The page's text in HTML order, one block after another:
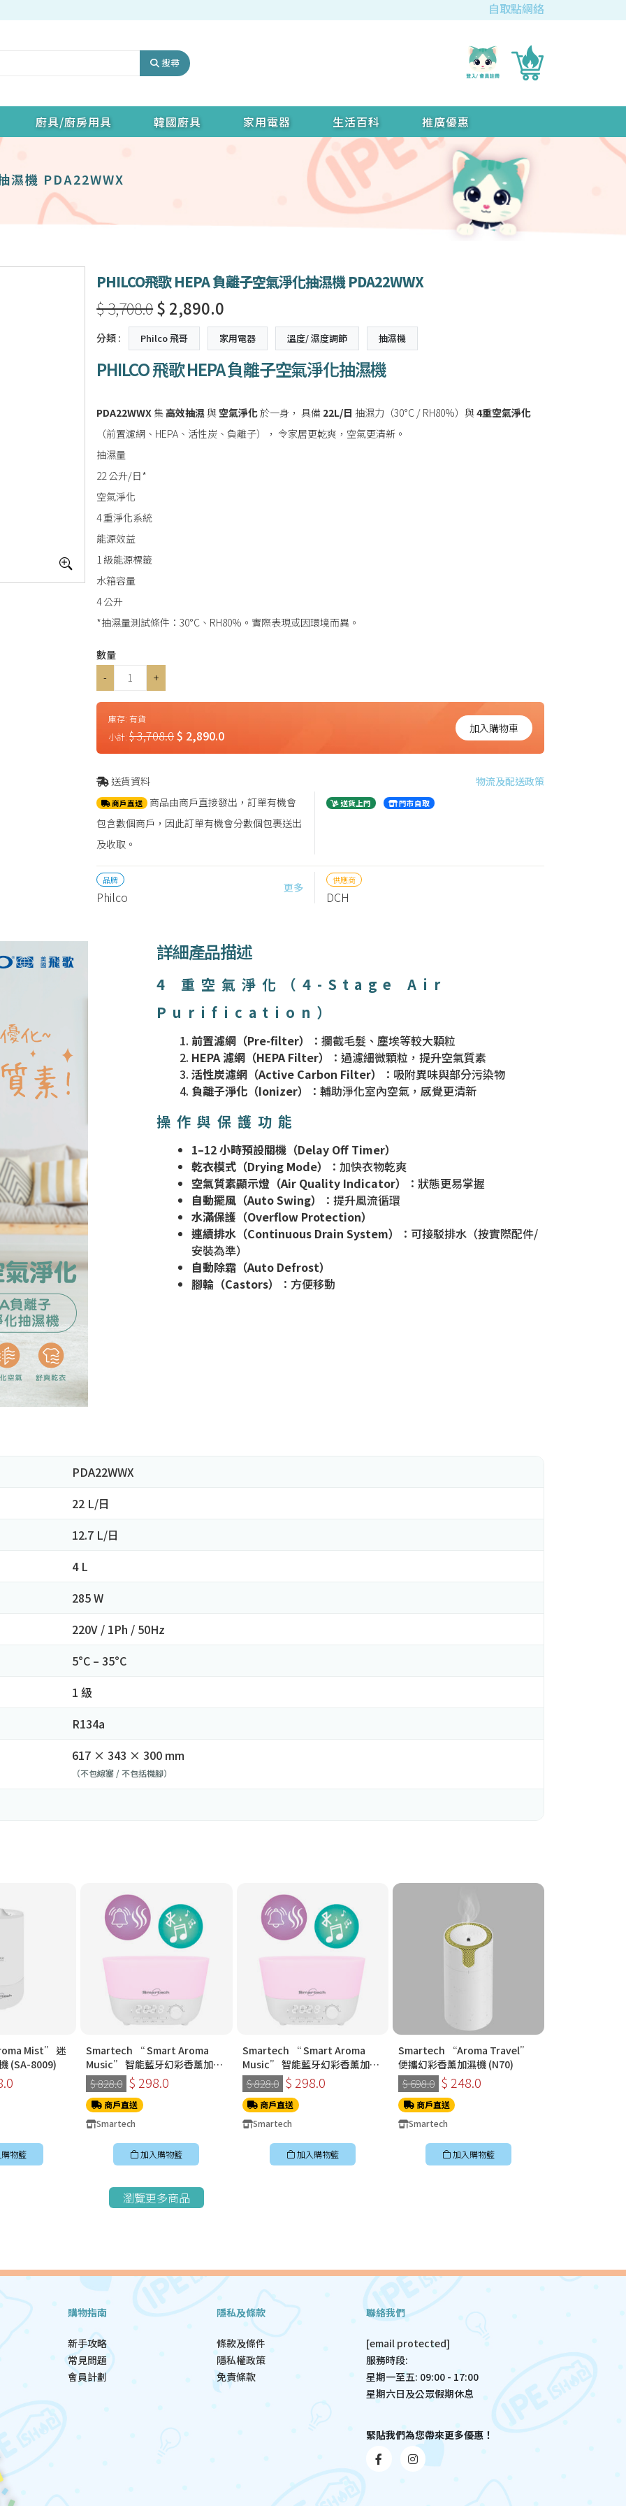
自取點網絡
搜尋
廚具/廚房用具 韓國廚具 家用電器 生活百科 推廣優惠
濕機 PDA22WWX
PHILCO飛歌 HEPA 負離子空氣淨化抽濕機 PDA22WWX
$ 3,708.0$ 2,890.0
分類 : Philco 飛哥 家用電器 溫度/ 濕度調節 抽濕機
PHILCO 飛歌 HEPA 負離子空氣淨化抽濕機
PDA22WWX 集高效抽濕與 空氣淨化於一身， 具備 22L/日 抽濕力（30°C / RH80%）與4重空氣淨化
（前置濾網、HEPA、活性炭、負離子）， 令家居更乾爽，空氣更清新。
抽濕量
22 公升/日*
空氣淨化
4 重淨化系統
能源效益
1 級能源標籤
水箱容量
4 公升
*抽濕量測試條件：30°C、RH80%。實際表現或因環境而異。
數量
-
+
庫存:有貨
小計:$ 3,708.0$ 2,890.0 加入購物車
送貨資料 物流及配送政策
商戶直送 商品由商戶直接發出，訂單有機會
包含數個商戶，因此訂單有機會分數個包裹送出
及收取。
送貨上門 門市自取
品牌
Philco
更多
供應商
DCH
詳細產品描述
4 重空氣淨化（4-Stage Air
Purification）
前置濾網（Pre-filter）
：攔截毛髮、塵埃等較大顆粒
HEPA 濾網（HEPA Filter）
：過濾細微顆粒，提升空氣質素
活性炭濾網（Active Carbon Filter）
：吸附異味與部分污染物
負離子淨化（Ionizer）
：輔助淨化室內空氣，感覺更清新
操作與保護功能
1–12 小時預設關機（Delay Off Timer）
乾衣模式（Drying Mode）
：加快衣物乾爽
空氣質素顯示燈（Air Quality Indicator）
：狀態更易掌握
自動擺風（Auto Swing）
：提升風流循環
水滿保護（Overflow Protection）
連續排水（Continuous Drain System）
：可接駁排水（按實際配件/
安裝為準）
自動除霜（Auto Defrost）
腳輪（Castors）
：方便移動
PDA22WWX
22 L/日
12.7 L/日
4 L
285 W
220V / 1Ph / 50Hz
5°C – 35°C
1 級
R134a
617 × 343 × 300 mm
（不包線塞 / 不包括機腳）
Mist” 迷
(SA-8009)
物籃
Smartech “ Smart Aroma
Music” 智能藍牙幻彩香薰加濕
機(SA-8003)
$ 828.0 $ 298.0
商戶直送
Smartech
加入購物籃
Smartech “ Smart Aroma
Music” 智能藍牙幻彩香薰加濕
機(SA-8003)
$ 828.0 $ 298.0
商戶直送
Smartech
加入購物籃
Smartech “Aroma Travel”
便攜幻彩香薰加濕機 (N70)
$ 698.0 $ 248.0
商戶直送
Smartech
加入購物籃
瀏覽更多商品
購物指南
新手攻略
常見問題
會員計劃
隱私及條款
條款及條件
隱私權政策
免責條款
聯絡我們
[email protected]
服務時段:
星期一至五: 09:00 - 17:00
星期六日及公眾假期休息
緊貼我們為您帶來更多優惠！